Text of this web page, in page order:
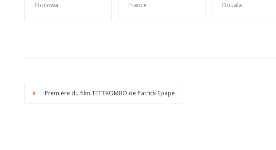
Ebolowa France Douala
Première du film TET’EKOMBO de Patrick Epapè